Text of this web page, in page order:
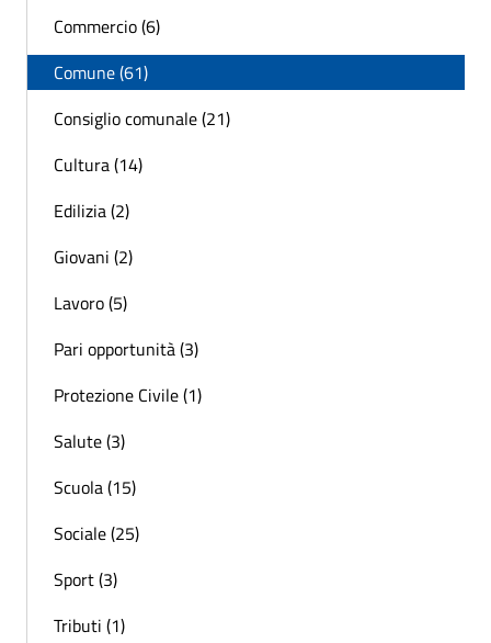
Commercio (6)
Comune (61)
Consiglio comunale (21)
Cultura (14)
Edilizia (2)
Giovani (2)
Lavoro (5)
Pari opportunità (3)
Protezione Civile (1)
Salute (3)
Scuola (15)
Sociale (25)
Sport (3)
Tributi (1)